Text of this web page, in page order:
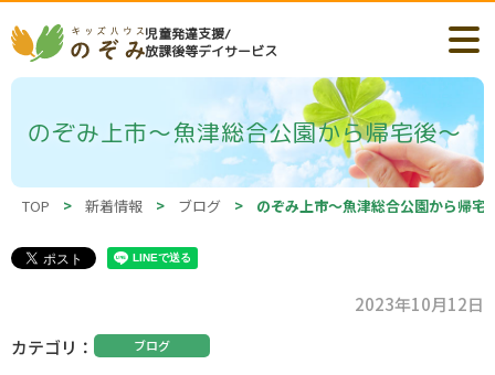
児童発達支援/
放課後等デイサービス
のぞみ上市～魚津総合公園から帰宅後～
TOP > 新着情報 > ブログ > のぞみ上市～魚津総合公園から帰宅
2023年10月12日
カテゴリ
ブログ